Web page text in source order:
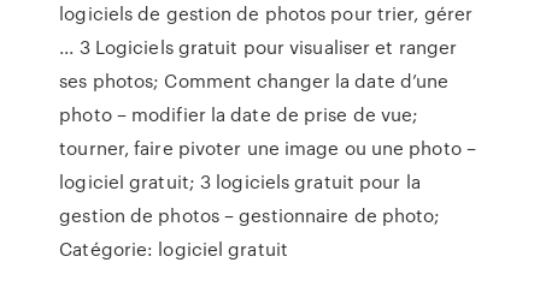
logiciels de gestion de photos pour trier, gérer
... 3 Logiciels gratuit pour visualiser et ranger
ses photos; Comment changer la date d’une
photo – modifier la date de prise de vue;
tourner, faire pivoter une image ou une photo –
logiciel gratuit; 3 logiciels gratuit pour la
gestion de photos – gestionnaire de photo;
Catégorie: logiciel gratuit